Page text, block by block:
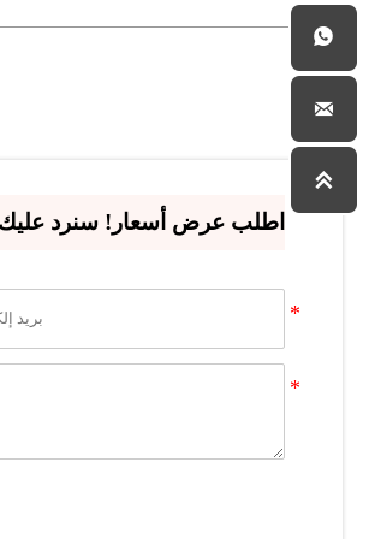
اطلب عرض أسعار! سنرد عليك في أقرب وقت ممكن


